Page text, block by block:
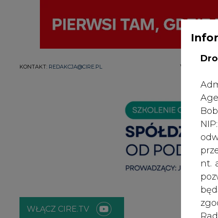
KONTAKT: REDAKCJA@CIRE.PL WYDAWCA
WŁĄCZ CIRE.TV
nt.